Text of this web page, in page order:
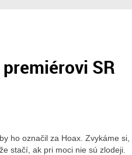
SR
ho označil za Hoax. Zvykáme si,
stačí, ak pri moci nie sú zlodeji.